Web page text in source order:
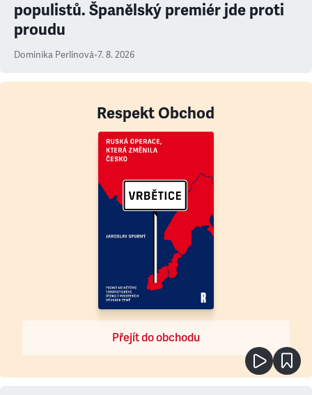
populistů. Španělský premiér jde proti
proudu
Dominika Perlínová•7. 8. 2026
Respekt Obchod
Přejít do obchodu